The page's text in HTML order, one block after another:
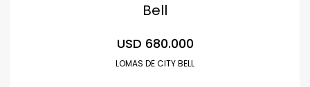
Bell
USD 680.000
LOMAS DE CITY BELL